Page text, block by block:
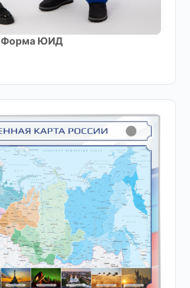
Форма ЮИД